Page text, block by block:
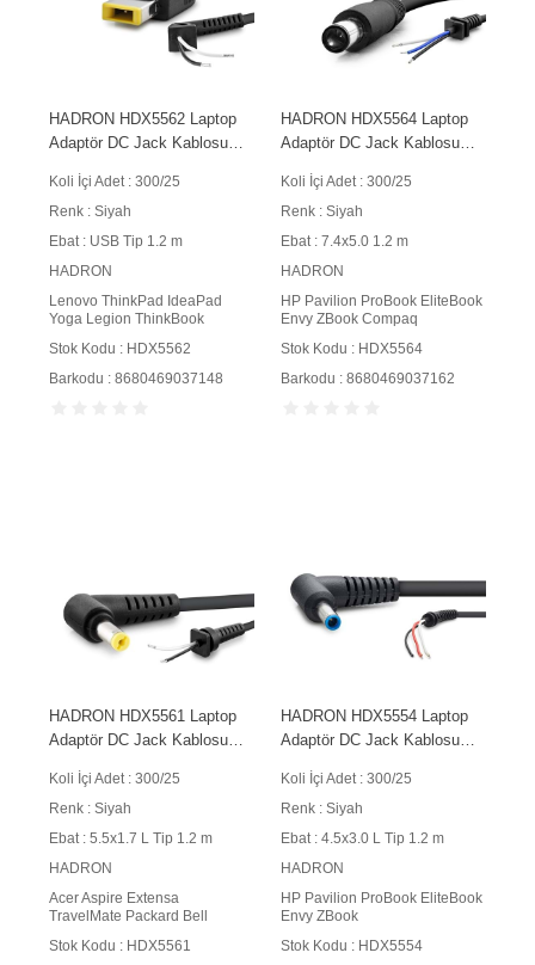
HADRON HDX5562 Laptop
Adaptör DC Jack Kablosu
Koli İçi Adet : 300/25
Renk : Siyah
Ebat : USB Tip 1.2 m
HADRON
Lenovo ThinkPad IdeaPad
Yoga Legion ThinkBook
Stok Kodu : HDX5562
Barkodu : 8680469037148
HADRON HDX5564 Laptop
Adaptör DC Jack Kablosu
150W Siyah
Koli İçi Adet : 300/25
Renk : Siyah
Ebat : 7.4x5.0 1.2 m
HADRON
HP Pavilion ProBook EliteBook
Envy ZBook Compaq
Stok Kodu : HDX5564
Barkodu : 8680469037162
HADRON HDX5561 Laptop
Adaptör DC Jack Kablosu
200W Siyah
Koli İçi Adet : 300/25
Renk : Siyah
Ebat : 5.5x1.7 L Tip 1.2 m
HADRON
Acer Aspire Extensa
TravelMate Packard Bell
Stok Kodu : HDX5561
HADRON HDX5554 Laptop
Adaptör DC Jack Kablosu
1.2 m 90W Siyah
Koli İçi Adet : 300/25
Renk : Siyah
Ebat : 4.5x3.0 L Tip 1.2 m
HADRON
HP Pavilion ProBook EliteBook
Envy ZBook
Stok Kodu : HDX5554